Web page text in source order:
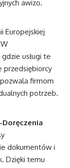
awizo.
Europejskiej
usługi te
przedsiębiorcy
firmom
potrzeb.
Doręczenia
dokumentów i
Dzięki temu